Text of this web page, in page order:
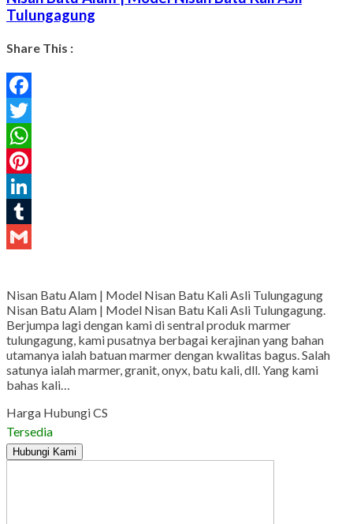
Tulungagung
Share This :
Facebook
Twitter
WhatsApp
Pinterest
LinkedIn
Tumblr
Nisan Batu Alam | Model Nisan Batu Kali Asli Tulungagung
Nisan Batu Alam | Model Nisan Batu Kali Asli Tulungagung.
Berjumpa lagi dengan kami di sentral produk marmer
tulungagung, kami pusatnya berbagai kerajinan yang bahan
utamanya ialah batuan marmer dengan kwalitas bagus. Salah
satunya ialah marmer, granit, onyx, batu kali, dll. Yang kami
bahas kali…
Harga Hubungi CS
Tersedia
Hubungi Kami